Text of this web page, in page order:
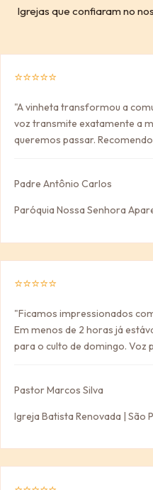
Igrejas que confiaram no
⭐⭐⭐⭐⭐
"A vinheta transformou a
voz transmite exatamente a
queremos passar.
Padre Antônio Carlos
Paróquia Nossa Senhora
⭐⭐⭐⭐⭐
"Ficamos impressionados
Em menos de 2 horas já
para o culto de domingo. Voz
Pastor Marcos Silva
Igreja Batista Renovada | São